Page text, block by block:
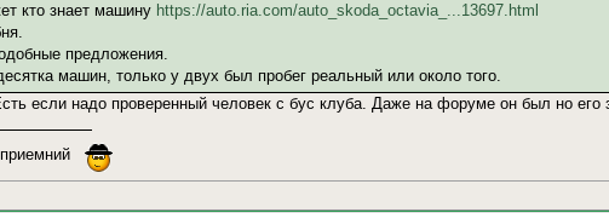
кто знает машину https://auto.ria.com/auto_skoda_octavia_...13697.html
предложения.
машин, только у двух был пробег реальный или около того.
если надо проверенный человек с бус клуба. Даже на форуме он был но